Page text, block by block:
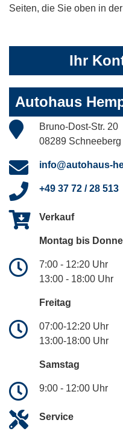
Seiten, die Sie oben in
Ihr
Autohaus
Bruno-Dost-Str. 20
08289 Schneeberg
info@autohaus-
+49 37 72 / 28 513
Verkauf
Montag bis
7:00 - 12:20 Uhr
13:00 - 18:00 Uhr
Freitag
07:00-12:20 Uhr
13:00-18:00 Uhr
Samstag
9:00 - 12:00 Uhr
Service